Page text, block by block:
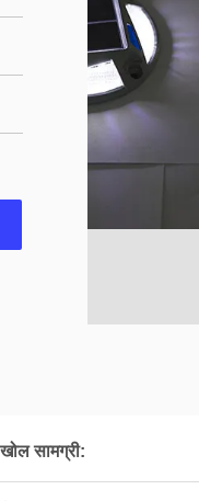
खोल सामग्री: